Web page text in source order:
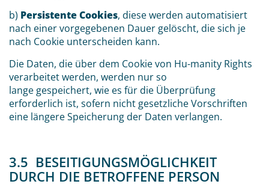
b) Persistente Cookies, diese werden automatisiert
nach einer vorgegebenen Dauer gelöscht, die sich je
nach Cookie unterscheiden kann.
Die Daten, die über dem Cookie von Hu-manity Rights
verarbeitet werden, werden nur so
lange gespeichert, wie es für die Überprüfung
erforderlich ist, sofern nicht gesetzliche Vorschriften
eine längere Speicherung der Daten verlangen.
3.5 BESEITIGUNGSMÖGLICHKEIT
DURCH DIE BETROFFENE PERSON